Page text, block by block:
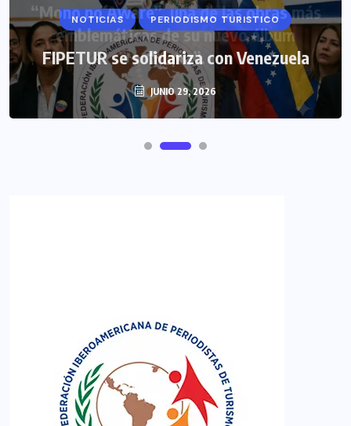
NOTICIAS PERIODISMO TURISTICO
FIPETUR se solidariza con Venezuela
JUNIO 29, 2026